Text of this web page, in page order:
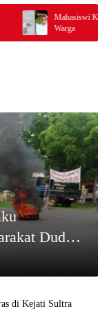
Mahasiswi Konawe
Warga
Duduki
di Kejati Sultra